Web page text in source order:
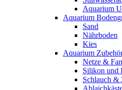
Aquarium
Aquarium
Sand
Nährboden
Kies
Aquarium
Netze &
Silikon und
Schlauch &